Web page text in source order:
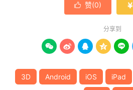
 赞(0) 
分享到
    
3D Android iOS iPad